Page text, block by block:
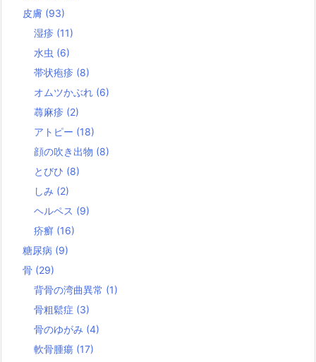
皮膚 (93)
湿疹 (11)
水虫 (6)
帯状疱疹 (8)
オムツかぶれ (6)
蕁麻疹 (2)
アトピー (18)
顔の吹き出物 (8)
とびひ (8)
しみ (2)
ヘルペス (9)
疥癬 (16)
糖尿病 (9)
骨 (29)
背骨の湾曲異常 (1)
骨粗鬆症 (3)
骨のゆがみ (4)
軟骨腫瘍 (17)